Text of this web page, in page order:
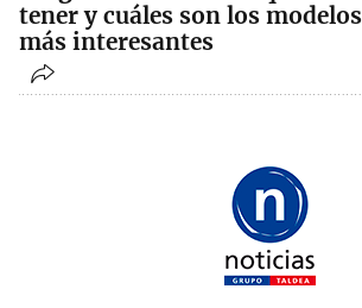
tener y cuáles son los modelos
más interesantes